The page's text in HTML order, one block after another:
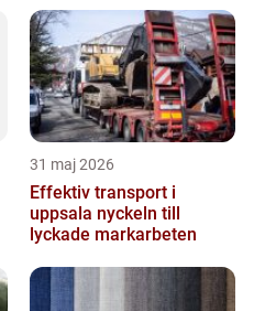
31 maj 2026
Effektiv transport i
uppsala nyckeln till
lyckade markarbeten